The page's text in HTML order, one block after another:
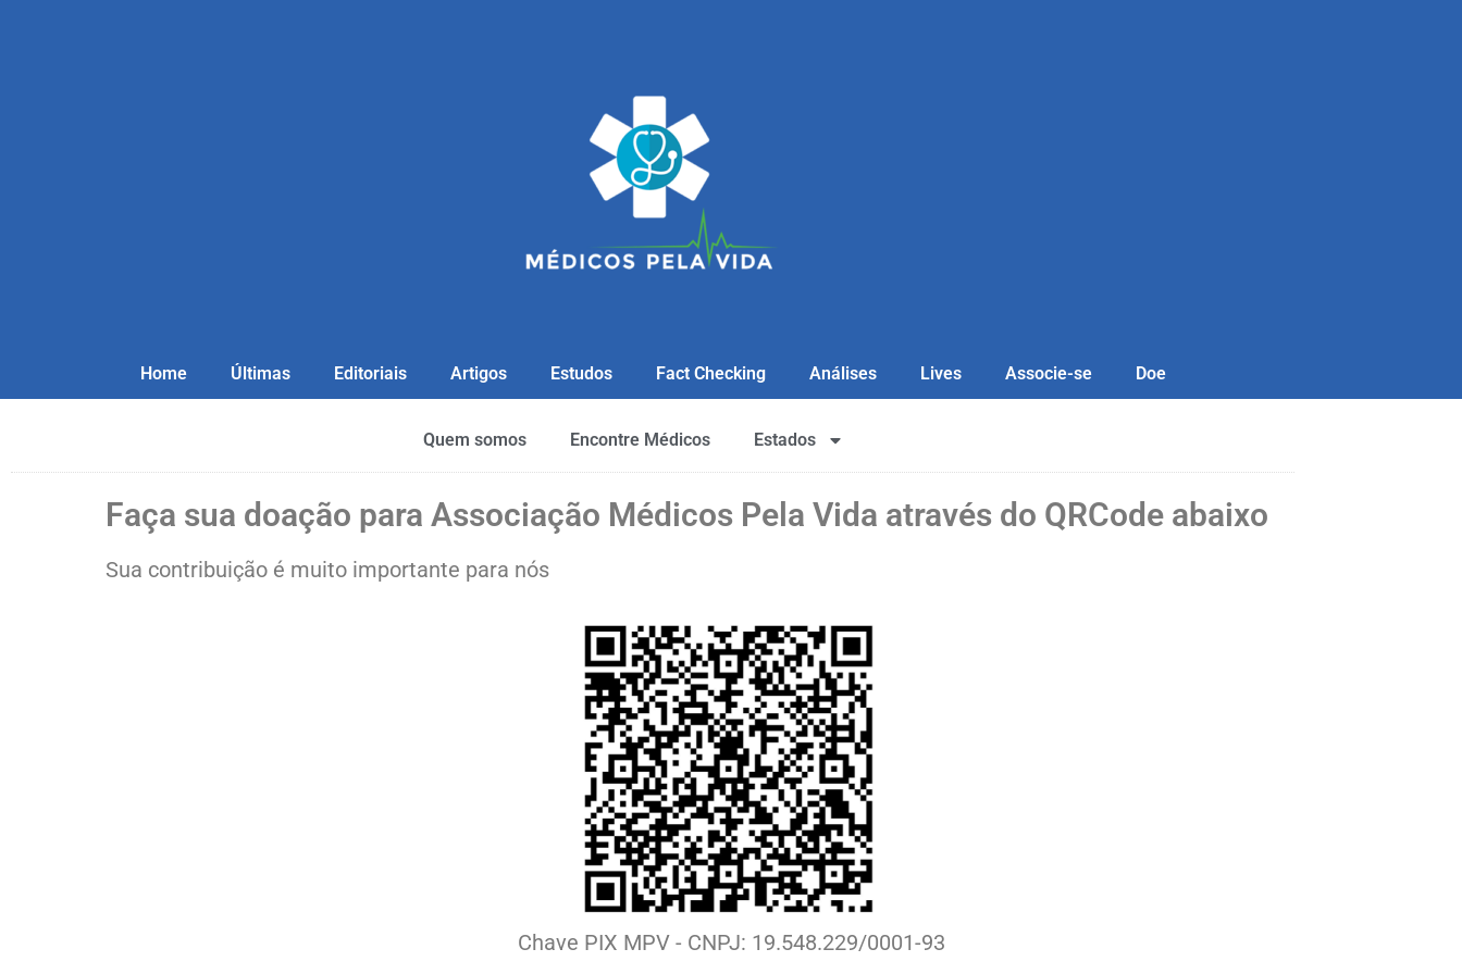
Home Últimas Editoriais Artigos Estudos Fact Checking Análises Lives Associe-se Doe
Quem somos Encontre Médicos Estados
Faça sua doação para Associação Médicos Pela Vida através do QRCode abaixo
Sua contribuição é muito importante para nós
Chave PIX MPV - CNPJ: 19.548.229/0001-93